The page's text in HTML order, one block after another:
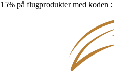
15% på flugprodukter med koden :